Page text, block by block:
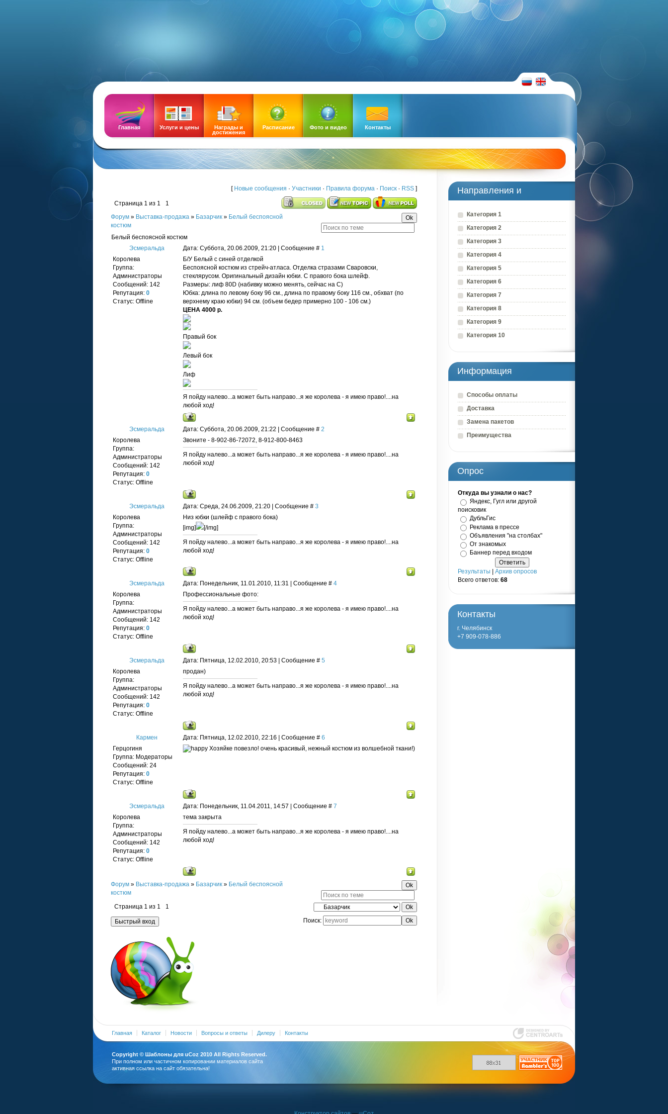
Главная Услуги и цены
Награды и
достижения
Расписание Фото и видео Контакты
[ Новые сообщения · Участники · Правила форума · Поиск · RSS ]
Страница 1 из 1
1
Форум » Выставка-продажа » Базарчик » Белый беспоясной
костюм
Белый беспоясной костюм
Эсмеральда
Дата: Суббота, 20.06.2009, 21:20 | Сообщение # 1
Королева
Группа:
Администраторы
Сообщений: 142
Репутация: 0
Статус: Offline
Б/У Белый с синей отделкой
Беспоясной костюм из стрейч-атласа. Отделка стразами Сваровски,
стеклярусом. Оригинальный дизайн юбки. С правого бока шлейф.
Размеры: лиф 80D (набивку можно менять, сейчас на С)
Юбка: длина по левому боку 96 см., длина по правому боку 116 см., обхват (по
верхнему краю юбки) 94 см. (объем бедер примерно 100 - 106 см.)
ЦЕНА 4000 р.
Правый бок
Левый бок
Лиф
Я пойду налево...а может быть направо...я же королева - я имею право!....на
любой ход!
Эсмеральда Дата: Суббота, 20.06.2009, 21:22 | Сообщение # 2
Королева
Группа:
Администраторы
Сообщений: 142
Репутация: 0
Статус: Offline
Звоните - 8-902-86-72072, 8-912-800-8463
Я пойду налево...а может быть направо...я же королева - я имею право!....на
любой ход!
Эсмеральда Дата: Среда, 24.06.2009, 21:20 | Сообщение # 3
Королева
Группа:
Администраторы
Сообщений: 142
Репутация: 0
Статус: Offline
Низ юбки (шлейф с правого бока)
[img]
[/img]
Я пойду налево...а может быть направо...я же королева - я имею право!....на
любой ход!
Эсмеральда Дата: Понедельник, 11.01.2010, 11:31 | Сообщение # 4
Королева
Группа:
Администраторы
Сообщений: 142
Репутация: 0
Статус: Offline
Профессиональные фото:
Я пойду налево...а может быть направо...я же королева - я имею право!....на
любой ход!
Эсмеральда Дата: Пятница, 12.02.2010, 20:53 | Сообщение # 5
Королева
Группа:
Администраторы
Сообщений: 142
Репутация: 0
Статус: Offline
продан)
Я пойду налево...а может быть направо...я же королева - я имею право!....на
любой ход!
Кармен Дата: Пятница, 12.02.2010, 22:16 | Сообщение # 6
Герцогиня
Группа: Модераторы
Сообщений: 24
Репутация: 0
Статус: Offline
Хозяйке повезло! очень красивый, нежный костюм из волшебной ткани!)
Эсмеральда Дата: Понедельник, 11.04.2011, 14:57 | Сообщение # 7
Королева
Группа:
Администраторы
Сообщений: 142
Репутация: 0
Статус: Offline
тема закрыта
Я пойду налево...а может быть направо...я же королева - я имею право!....на
любой ход!
Форум » Выставка-продажа » Базарчик » Белый беспоясной
костюм
Страница 1 из 1
1
Поиск:
Направления и
Категория 1
Категория 2
Категория 3
Категория 4
Категория 5
Категория 6
Категория 7
Категория 8
Категория 9
Категория 10
Информация
Способы оплаты
Доставка
Замена пакетов
Преимущества
Опрос
Откуда вы узнали о нас?
Яндекс, Гугл или другой
поисковик
ДубльГис
Реклама в прессе
Объявления "на столбах"
От знакомых
Баннер перед входом
Результаты | Архив опросов
Всего ответов: 68
Контакты
г. Челябинск
+7 909-078-886
Главная Каталог Новости Вопросы и ответы Дилеру Контакты
Шаблоны для
uCoz
Copyright © Шаблоны для uCoz 2010 All Rights Reserved.
При полном или частичном копировании материалов сайта
активная ссылка на сайт обязательна!